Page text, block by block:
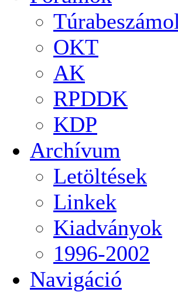
OKT
AK
RPDDK
KDP
Archívum
Letöltések
Linkek
Kiadványok
1996-2002
Navigáció